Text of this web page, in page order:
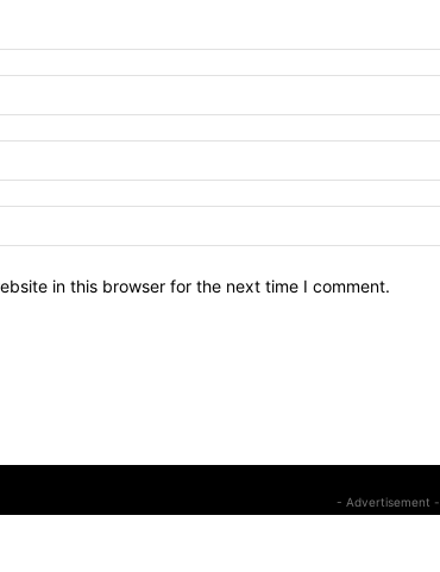
in this browser for the next time I comment.
- Advertisement -